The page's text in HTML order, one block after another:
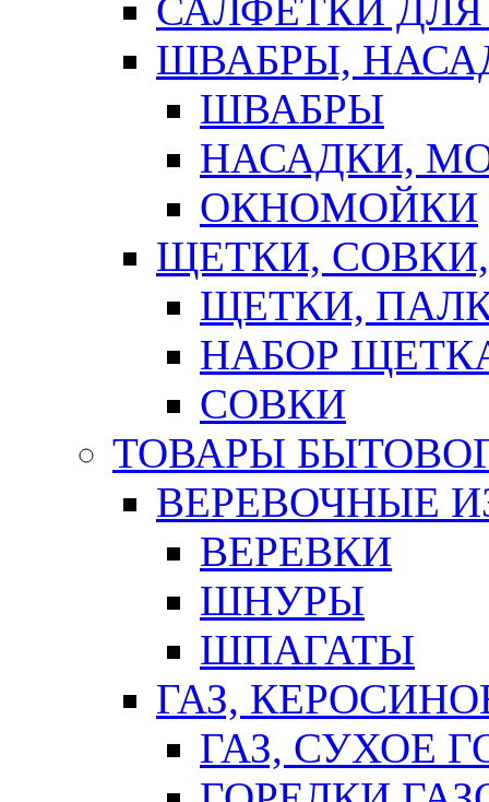
САЛФЕТКИ
ШВАБРЫ,
ШВАБРЫ
НАСАДКИ,
ОКНОМОЙКИ
ЩЕТКИ,
ЩЕТКИ,
НАБОР
СОВКИ
ТОВАРЫ
ВЕРЕВОЧНЫЕ
ВЕРЕВКИ
ШНУРЫ
ШПАГАТЫ
ГАЗ,
ГАЗ, СУХОЕ